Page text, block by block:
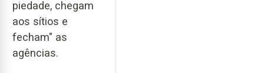
piedade, chegam
aos sítios e
fecham" as
agências.